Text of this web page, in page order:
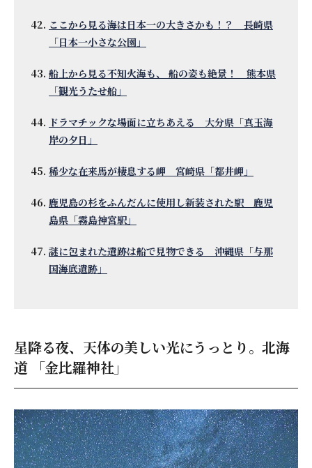
ここから見る海は日本一の大きさかも！？ 長崎県
「日本一小さな公園」
船上から見る不知火海も、 船の姿も絶景！ 熊本県
「観光うたせ船」
ドラマチックな場面に立ちあえる 大分県「真玉海
岸の夕日」
稀少な在来馬が棲息する岬 宮崎県「都井岬」
鹿児島の杉をふんだんに使用し新装された駅 鹿児
島県「霧島神宮駅」
謎に包まれた遺跡は船で見物できる 沖縄県「与那
国海底遺跡」
星降る夜、天体の美しい光にうっとり。北海
道 「金比羅神社」